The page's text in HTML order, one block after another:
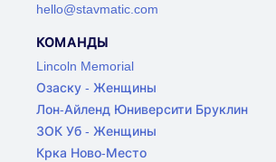
hello@stavmatic.com
КОМАНДЫ
Lincoln Memorial
Озаску - Женщины
Лон-Айленд Юниверсити Бруклин
ЗОК Уб - Женщины
Крка Ново-Место